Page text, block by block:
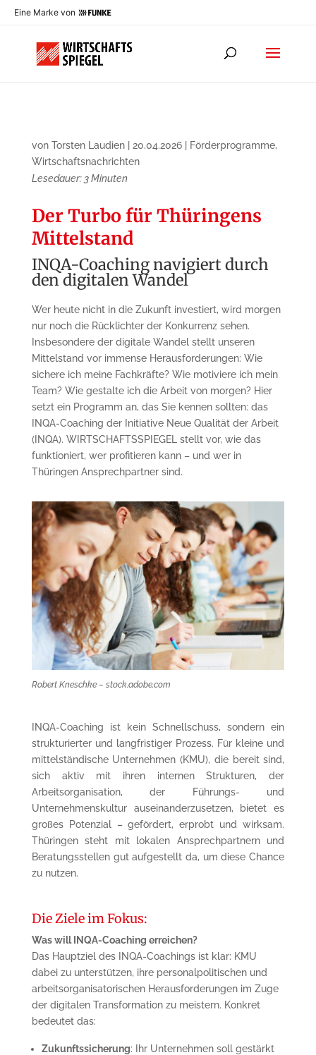
Eine Marke von
von Torsten Laudien| 20.04.2026| Förderprogramme,
Wirtschaftsnachrichten
Lesedauer: 3 Minuten
Der Turbo für Thüringens
Mittelstand
INQA-Coaching navigiert durch
den digitalen Wandel
Wer heute nicht in die Zukunft investiert, wird morgen
nur noch die Rücklichter der Konkurrenz sehen.
Insbesondere der digitale Wandel stellt unseren
Mittelstand vor immense Herausforderungen: Wie
sichere ich meine Fachkräfte? Wie motiviere ich mein
Team? Wie gestalte ich die Arbeit von morgen? Hier
setzt ein Programm an, das Sie kennen sollten: das
INQA-Coaching der Initiative Neue Qualität der Arbeit
(INQA). WIRTSCHAFTSSPIEGEL stellt vor, wie das
funktioniert, wer profitieren kann – und wer in
Thüringen Ansprechpartner sind.
Robert Kneschke – stock.adobe.com
INQA-Coaching ist kein Schnellschuss, sondern ein
strukturierter und langfristiger Prozess. Für kleine und
mittelständische Unternehmen (KMU), die bereit sind,
sich aktiv mit ihren internen Strukturen, der
Arbeitsorganisation, der Führungs- und
Unternehmenskultur auseinanderzusetzen, bietet es
großes Potenzial – gefördert, erprobt und wirksam.
Thüringen steht mit lokalen Ansprechpartnern und
Beratungsstellen gut aufgestellt da, um diese Chance
zu nutzen.
Die Ziele im Fokus:
Was will INQA-Coaching erreichen?
Das Hauptziel des INQA-Coachings ist klar: KMU
dabei zu unterstützen, ihre personalpolitischen und
arbeitsorganisatorischen Herausforderungen im Zuge
der digitalen Transformation zu meistern. Konkret
bedeutet das:
Zukunftssicherung: Ihr Unternehmen soll gestärkt